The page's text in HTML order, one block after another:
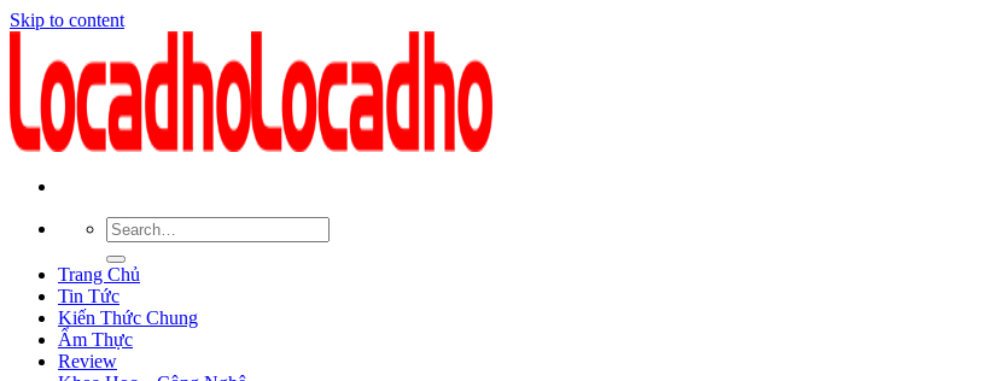
Skip to content
Trang Chủ
Tin Tức
Kiến Thức Chung
Ẩm Thực
Review